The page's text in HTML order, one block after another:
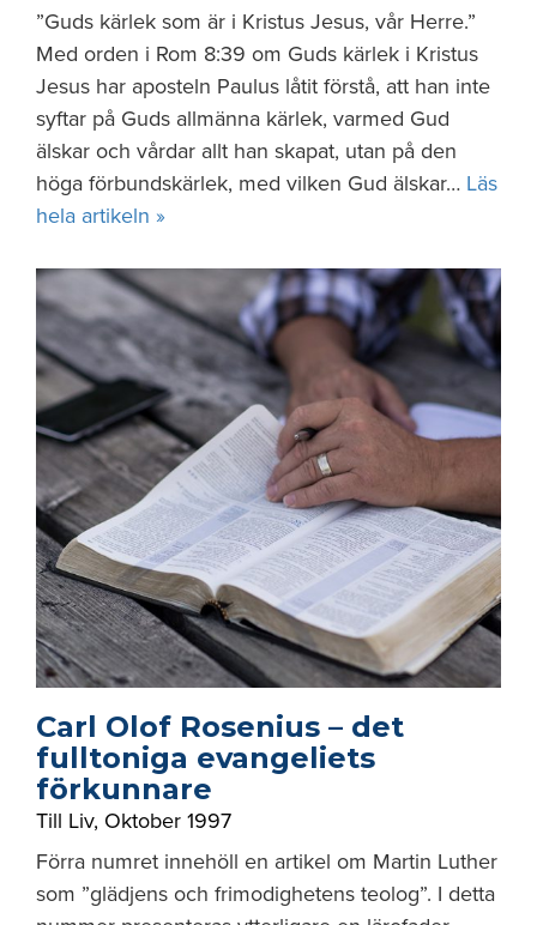
”Guds kärlek som är i Kristus Jesus, vår Herre.”
Med orden i Rom 8:39 om Guds kärlek i Kristus
Jesus har aposteln Paulus låtit förstå, att han inte
syftar på Guds allmänna kärlek, varmed Gud
älskar och vårdar allt han skapat, utan på den
höga förbundskärlek, med vilken Gud älskar… Läs
hela artikeln »
Carl Olof Rosenius – det
fulltoniga evangeliets
förkunnare
Till Liv, Oktober 1997
Förra numret innehöll en artikel om Martin Luther
som ”glädjens och frimodighetens teolog”. I detta